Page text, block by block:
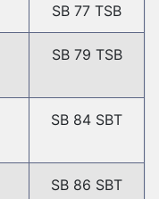
SB 77 TSB
SB 79 TSB
SB 84 SBT
SB 86 SBT